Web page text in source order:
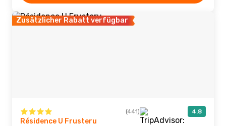
Zusätzlicher Rabatt verfügbar
(441) 4.8
Résidence U Frusteru